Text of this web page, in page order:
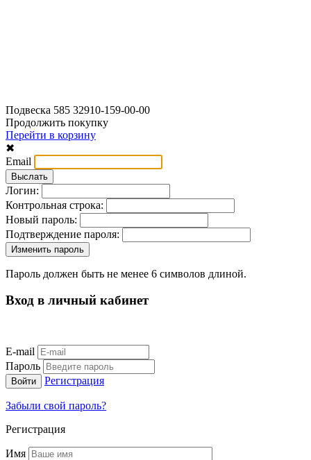
Подвеска 585 32910-159-00-00
Продолжить покупку
Перейти в корзину
✖
Email
Логин:
Контрольная строка:
Новый пароль:
Подтверждение пароля:
Пароль должен быть не менее 6 символов длиной.
Вход в личный кабинет
E-mail
Пароль
Регистрация
Забыли свой пароль?
Регистрация
Имя